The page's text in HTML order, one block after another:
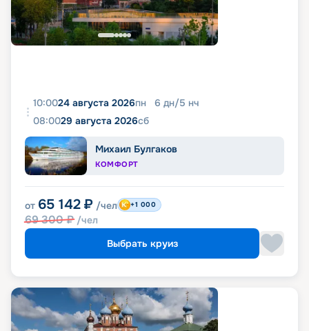
10:0024 августа 2026пн 6 дн/5 нч
08:0029 августа 2026сб
Михаил Булгаков
КОМФОРТ
от 65 142 ₽ /чел
69 300₽ /чел
+1 000
Выбрать круиз